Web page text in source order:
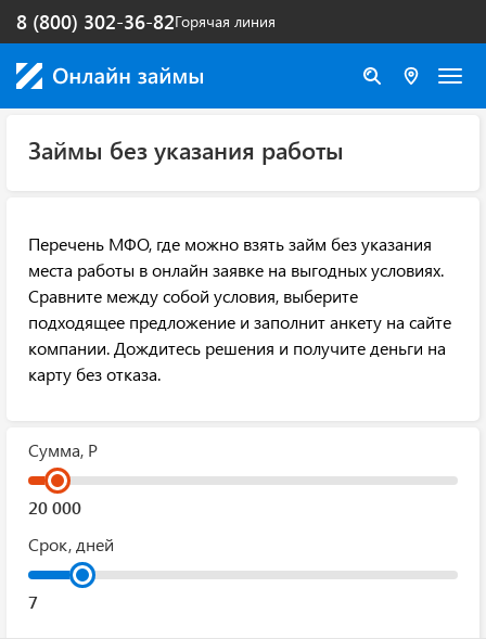
Горячая линия
8 (800) 302-36-82
Займы без указания работы
Перечень МФО, где можно взять займ без указания
места работы в онлайн заявке на выгодных условиях.
Сравните между собой условия, выберите
подходящее предложение и заполнит анкету на сайте
компании. Дождитесь решения и получите деньги на
карту без отказа.
Сумма, Р
Срок, дней